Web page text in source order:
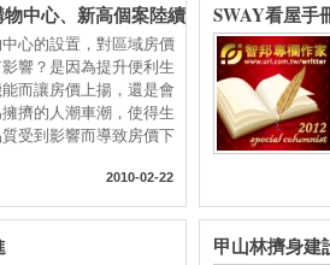
中心、新高個案陸續
心的設置，對區域房價
響？是因為提升便利生
而讓房價上揚，還是會
擁擠的人潮車潮，使得生
受到影響而導致房價下
2010-02-22
SWAY看屋手
甲山林擠身建